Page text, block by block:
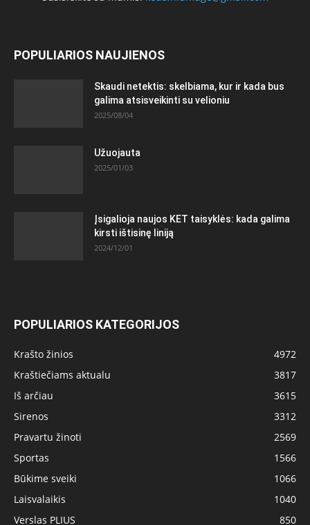
POPULIARIOS NAUJIENOS
Skaudi netektis: skelbiama, kur ir kada bus
galima atsisveikinti su velioniu
2025/08/04
Užuojauta
2025/01/03
Įsigalioja naujos KET taisyklės: kada galima
kirsti ištisinę liniją
2024/12/01
POPULIARIOS KATEGORIJOS
Krašto žinios
4972
Kraštiečiams aktualu
3817
Iš arčiau
3615
Sirenos
3312
Pravartu žinoti
2569
Sportas
1566
Būkime sveiki
1066
Laisvalaikis
1040
Verslas PLIUS
850